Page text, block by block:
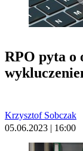
RPO pyta o
Krzysztof Sobczak
05.06.2023 | 16:00